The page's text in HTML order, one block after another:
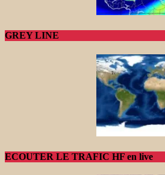
GREY LINE
ECOUTER LE TRAFIC HF en live